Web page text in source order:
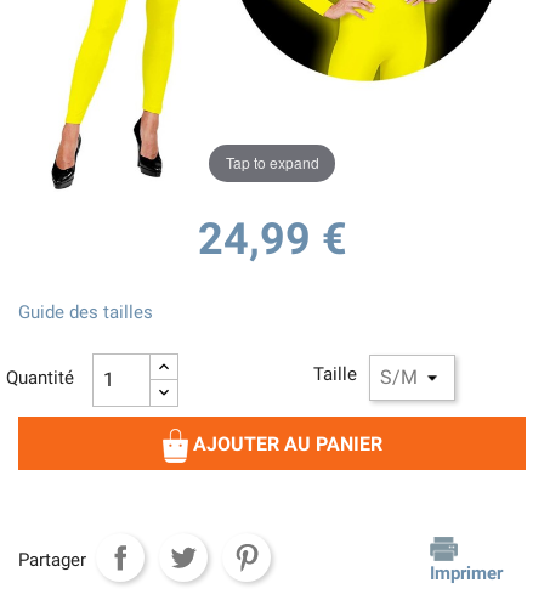
Tap to expand
24,99 €
Taille
Guide des tailles
Quantité
AJOUTER AU PANIER
Partager
Imprimer